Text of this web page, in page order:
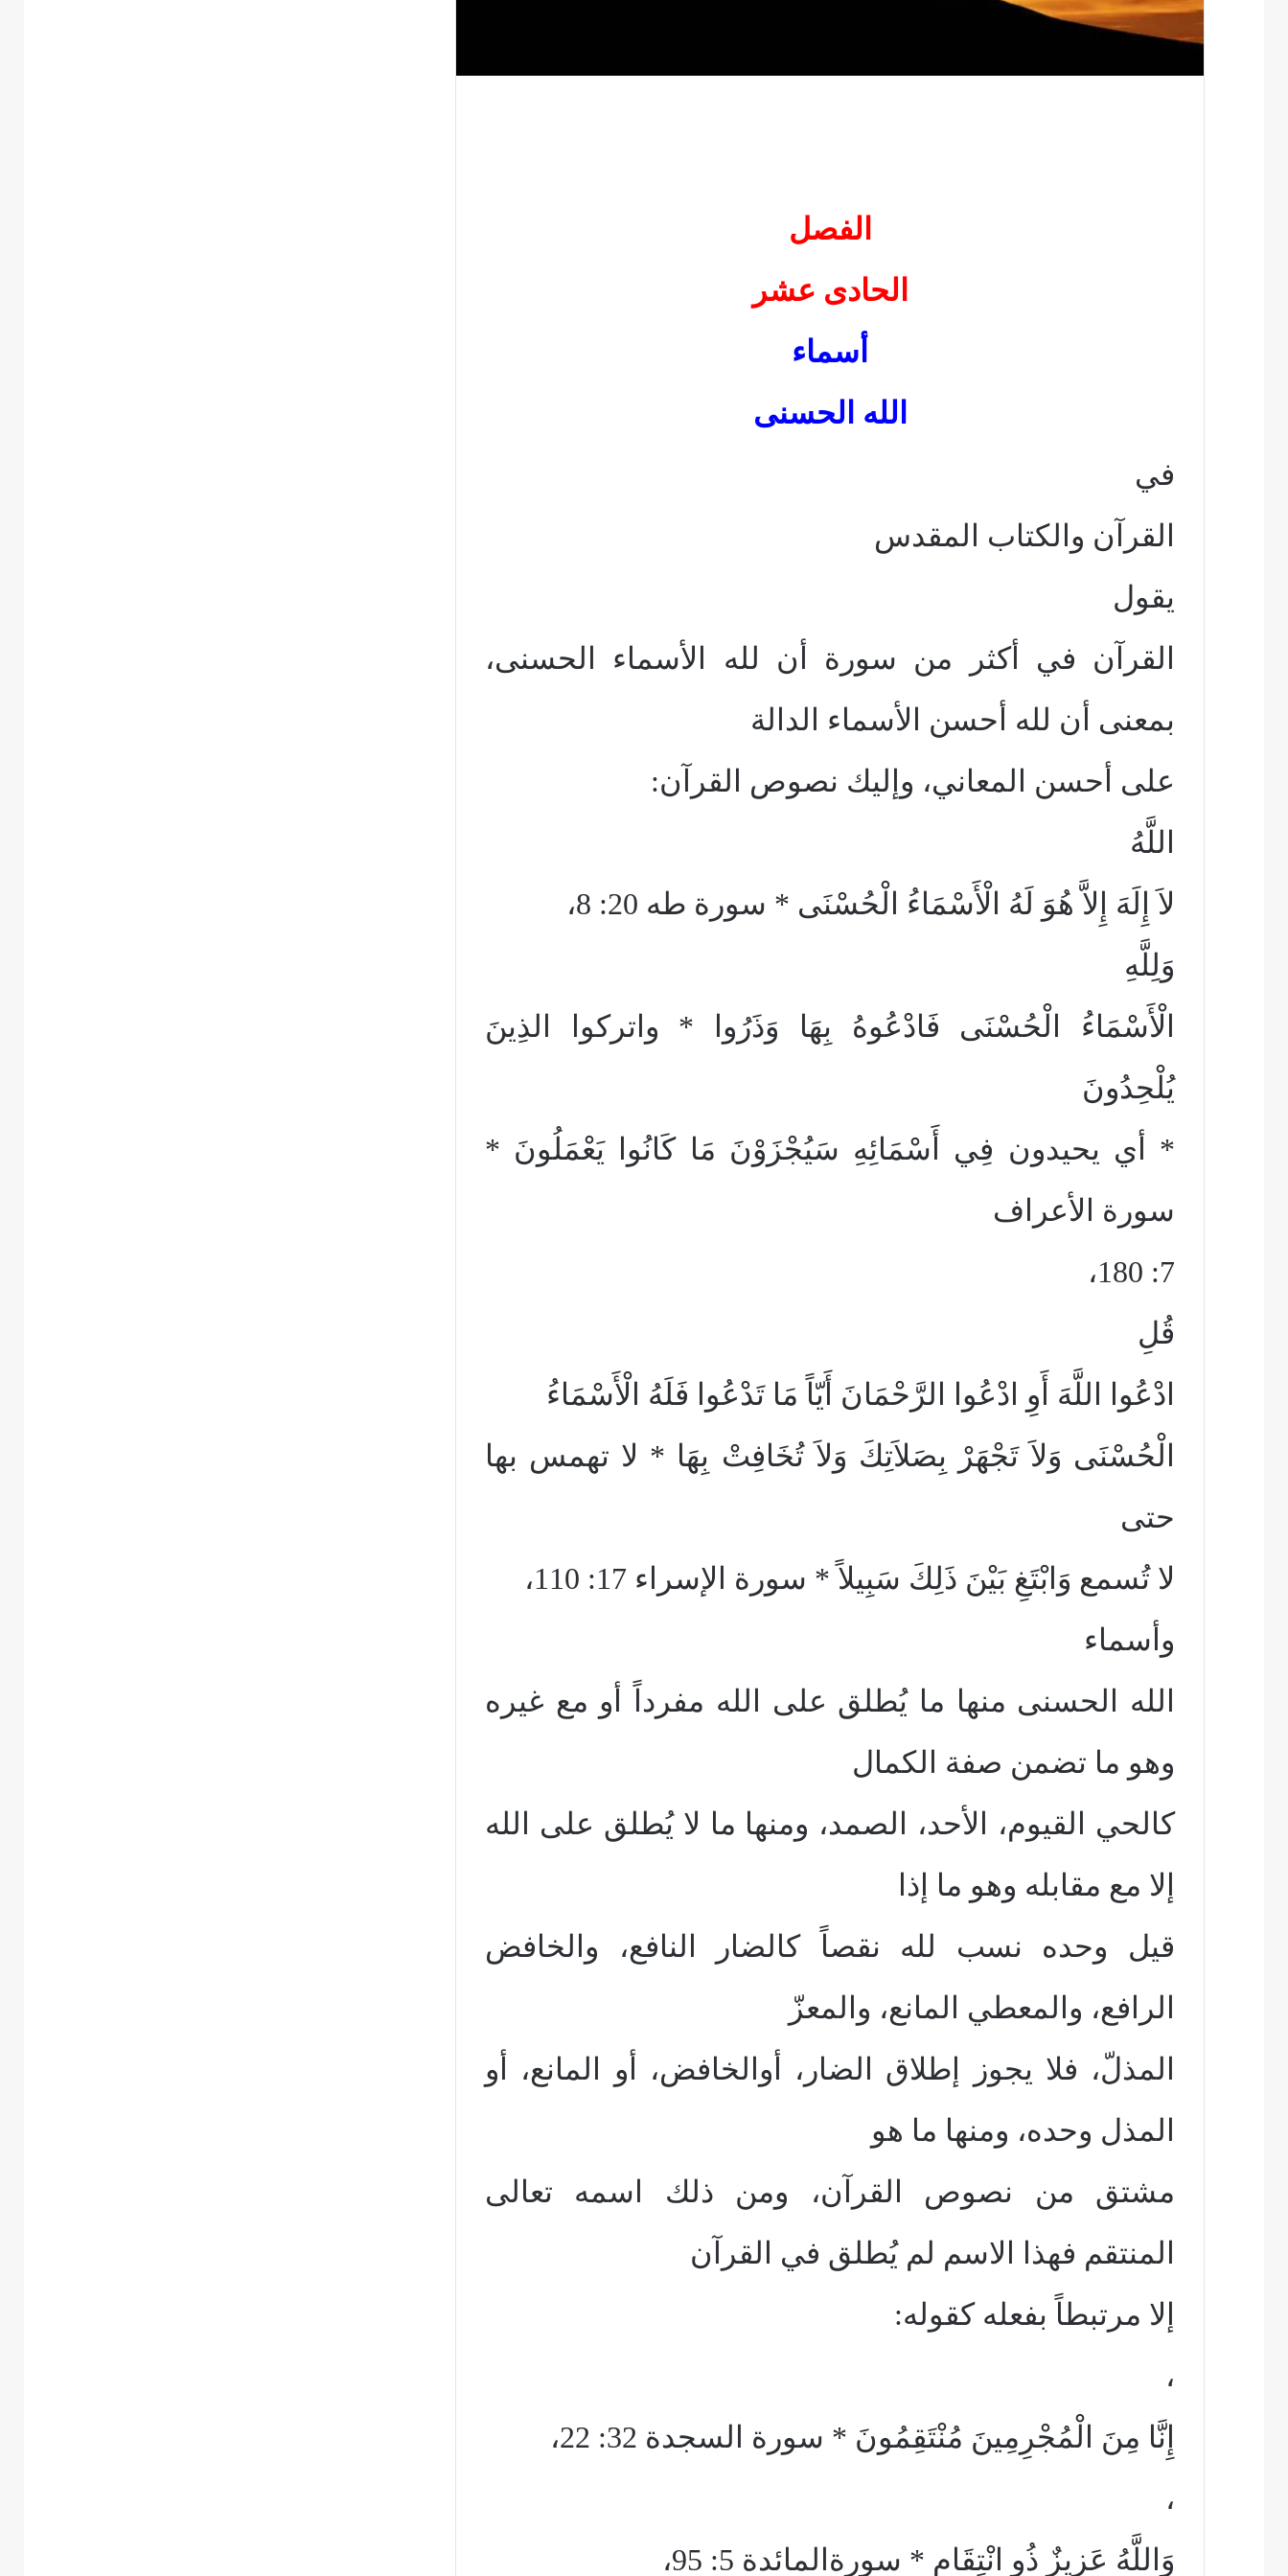
الفصل
الحادى عشر
أسماء
الله الحسنى
في
القرآن والكتاب المقدس
يقول
القرآن في أكثر من سورة أن لله الأسماء الحسنى،
بمعنى أن لله أحسن الأسماء الدالة
على أحسن المعاني، وإليك نصوص القرآن:
اللَّهُ
لاَ إِلَهَ إِلاَّ هُوَ لَهُ الْأَسْمَاءُ الْحُسْنَى * سورة طه 20: 8،
وَلِلَّهِ
الْأَسْمَاءُ الْحُسْنَى فَادْعُوهُ بِهَا وَذَرُوا * واتركوا الذِينَ
يُلْحِدُونَ
* أي يحيدون فِي أَسْمَائِهِ سَيُجْزَوْنَ مَا كَانُوا يَعْمَلُونَ *
سورة الأعراف
7: 180،
قُلِ
ادْعُوا اللَّهَ أَوِ ادْعُوا الرَّحْمَانَ أَيّاً مَا تَدْعُوا فَلَهُ الْأَسْمَاءُ
الْحُسْنَى وَلاَ تَجْهَرْ بِصَلاَتِكَ وَلاَ تُخَافِتْ بِهَا * لا تهمس بها
حتى
لا تُسمع وَابْتَغِ بَيْنَ ذَلِكَ سَبِيلاً * سورة الإسراء 17: 110،
وأسماء
الله الحسنى منها ما يُطلق على الله مفرداً أو مع غيره
وهو ما تضمن صفة الكمال
كالحي القيوم، الأحد، الصمد، ومنها ما لا يُطلق على الله
إلا مع مقابله وهو ما إذا
قيل وحده نسب لله نقصاً كالضار النافع، والخافض
الرافع، والمعطي المانع، والمعزّ
المذلّ، فلا يجوز إطلاق الضار، أوالخافض، أو المانع، أو
المذل وحده، ومنها ما هو
مشتق من نصوص القرآن، ومن ذلك اسمه تعالى
المنتقم فهذا الاسم لم يُطلق في القرآن
إلا مرتبطاً بفعله كقوله:
،
إِنَّا مِنَ الْمُجْرِمِينَ مُنْتَقِمُونَ * سورة السجدة 32: 22،
،
وَاللَّهُ عَزِيزٌ ذُو انْتِقَامٍ * سورةالمائدة 5: 95،